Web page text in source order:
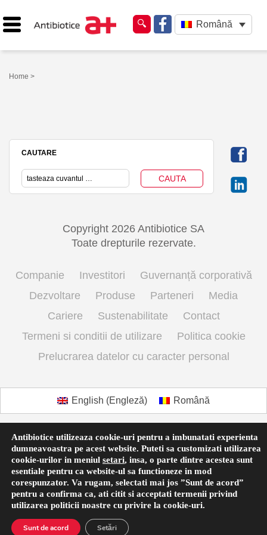
Română
Home >
CAUTARE
Copyright 2026 Antibiotice SA
Toate drepturile rezervate.
Companie Investitori
Guvernanță corporativă
Dezvoltare
Produse Parteneri
Media
Cariere
Sustenabilitate
Contact
Termeni si conditii de utilizare
Politica cookie
Prelucrarea datelor cu caracter personal
Antibiotice utilizeaza cookie-uri pentru a imbunatati experienta
dumneavoastra pe acest website. Puteti sa customizati utilizarea
cookie-urilor in meniul setari, insa, o parte dintre acestea sunt
esentiale pentru ca website-ul sa functioneze in mod
corespunzator. Va rugam, selectati mai jos ”Sunt de acord”
pentru a confirma ca, ati citit si acceptati termenii privind
utilizarea politicii noastre cu privire la cookie-uri.
Sunt de acord Setări
English (Engleză) Română